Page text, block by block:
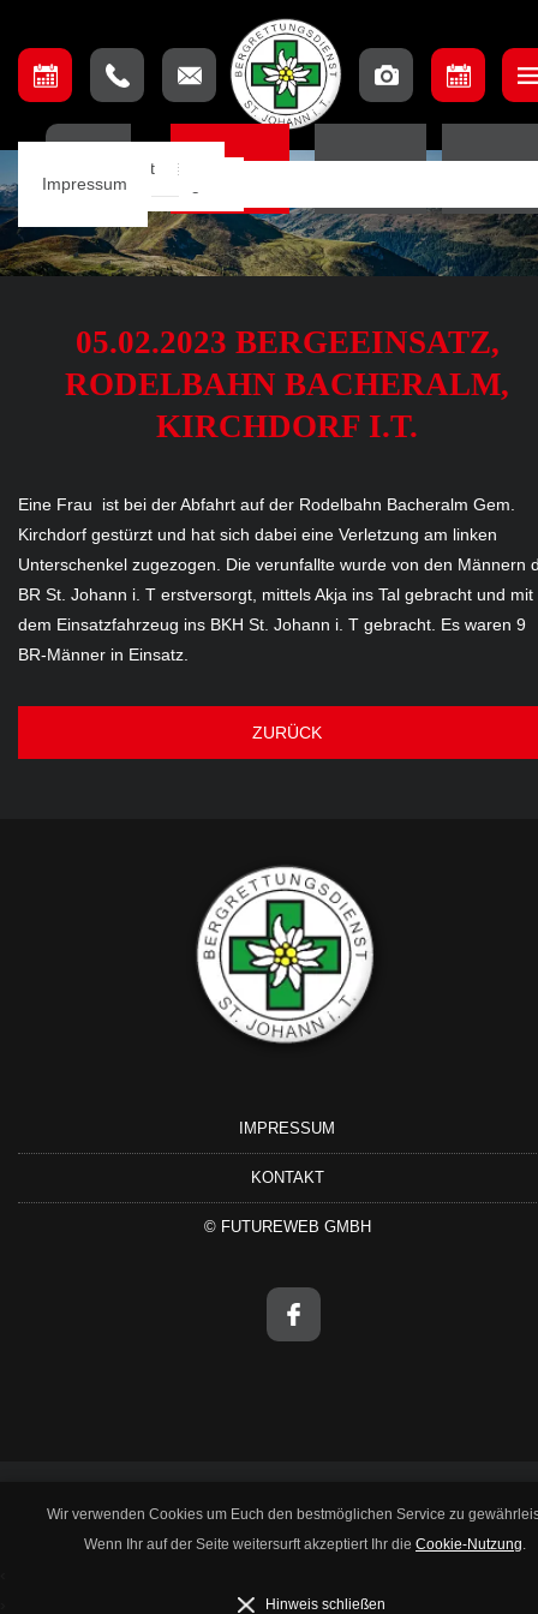
Einsätze
Einsatzbeschreibung
Einsatzkarte
Mannschaft
Ausbildungsteam
Aufnahmebedingungen
Lage & Anfahrt
Impressum
05.02.2023 BERGEEINSATZ,
RODELBAHN BACHERALM,
KIRCHDORF I.T.
Eine Frau ist bei der Abfahrt auf der Rodelbahn Bacheralm Gem.
Kirchdorf gestürzt und hat sich dabei eine Verletzung am linken
Unterschenkel zugezogen. Die verunfallte wurde von den Männern
BR St. Johann i. T erstversorgt, mittels Akja ins Tal gebracht und mit
dem Einsatzfahrzeug ins BKH St. Johann i. T gebracht. Es waren 9
BR-Männer in Einsatz.
ZURÜCK
IMPRESSUM
KONTAKT
© FUTUREWEB GMBH
Wir verwenden Cookies um Euch den bestmöglichen Service zu
Wenn Ihr auf der Seite weitersurft akzeptiert Ihr die Cookie-Nutzung.
Hinweis schließen